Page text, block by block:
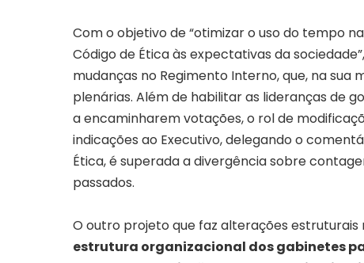
Com o objetivo de “otimizar o uso do tempo
Código de Ética às expectativas da sociedade
mudanças no Regimento Interno, que, na
plenárias. Além de habilitar as lideranças de
a encaminharem votações, o rol de
indicações ao Executivo, delegando o
Ética, é superada a divergência sobre
passados.
O outro projeto que faz alterações estruturais
estrutura organizacional dos gabinetes